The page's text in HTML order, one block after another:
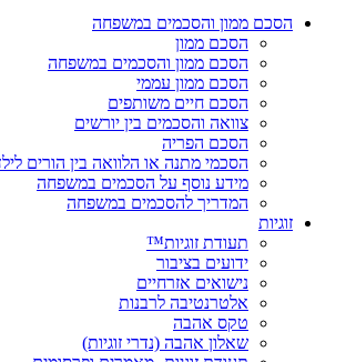
הסכם ממון והסכמים במשפחה
הסכם ממון
הסכם ממון והסכמים במשפחה
הסכם ממון עממי
הסכם חיים משותפים
צוואה והסכמים בין יורשים
הסכם הפריה
הסכמי מתנה או הלוואה בין הורים
מידע נוסף על הסכמים במשפחה
המדריך להסכמים במשפחה
זוגיות
תעודת זוגיות™
ידועים בציבור
נישואים אזרחיים
אלטרנטיבה לרבנות
טקס אהבה
שאלון אהבה (נדרי זוגיות)